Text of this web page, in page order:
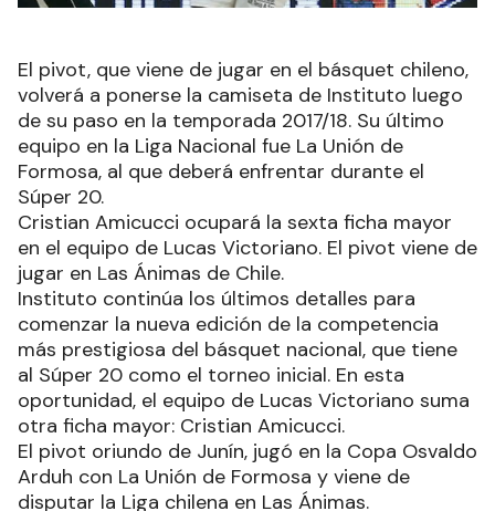
El pivot, que viene de jugar en el básquet chileno,
volverá a ponerse la camiseta de Instituto luego
de su paso en la temporada 2017/18. Su último
equipo en la Liga Nacional fue La Unión de
Formosa, al que deberá enfrentar durante el
Súper 20.
Cristian Amicucci ocupará la sexta ficha mayor
en el equipo de Lucas Victoriano. El pivot viene de
jugar en Las Ánimas de Chile.
Instituto continúa los últimos detalles para
comenzar la nueva edición de la competencia
más prestigiosa del básquet nacional, que tiene
al Súper 20 como el torneo inicial. En esta
oportunidad, el equipo de Lucas Victoriano suma
otra ficha mayor: Cristian Amicucci.
El pivot oriundo de Junín, jugó en la Copa Osvaldo
Arduh con La Unión de Formosa y viene de
disputar la Liga chilena en Las Ánimas.